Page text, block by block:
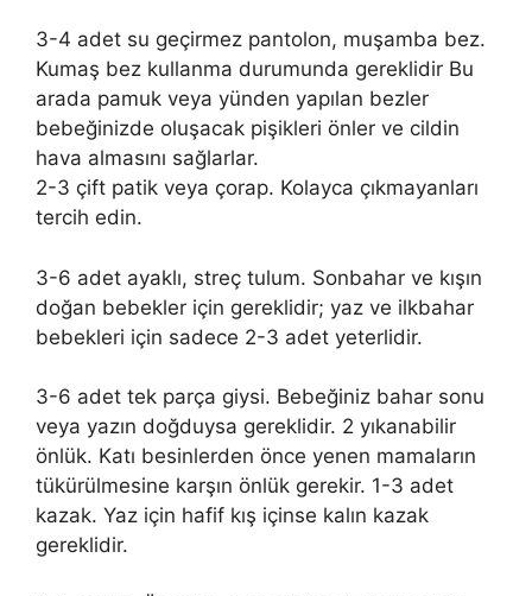
3-4 adet su geçirmez pantolon, muşamba bez.
Kumaş bez kullanma durumunda gereklidir Bu
arada pamuk veya yünden yapılan bezler
bebeğinizde oluşacak pişikleri önler ve cildin
hava almasını sağlarlar.
2-3 çift patik veya çorap. Kolayca çıkmayanları
tercih edin.
3-6 adet ayaklı, streç tulum. Sonbahar ve kışın
doğan bebekler için gereklidir; yaz ve ilkbahar
bebekleri için sadece 2-3 adet yeterlidir.
3-6 adet tek parça giysi. Bebeğiniz bahar sonu
veya yazın doğduysa gereklidir. 2 yıkanabilir
önlük. Katı besinlerden önce yenen mamaların
tükürülmesine karşın önlük gerekir. 1-3 adet
kazak. Yaz için hafif kış içinse kalın kazak
gereklidir.